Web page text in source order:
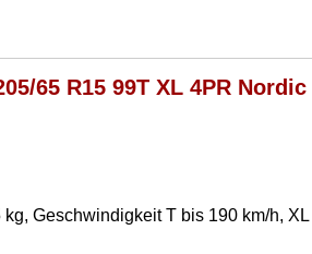
65 R15 99T XL 4PR Nordic
kg, Geschwindigkeit T bis 190 km/h, XL